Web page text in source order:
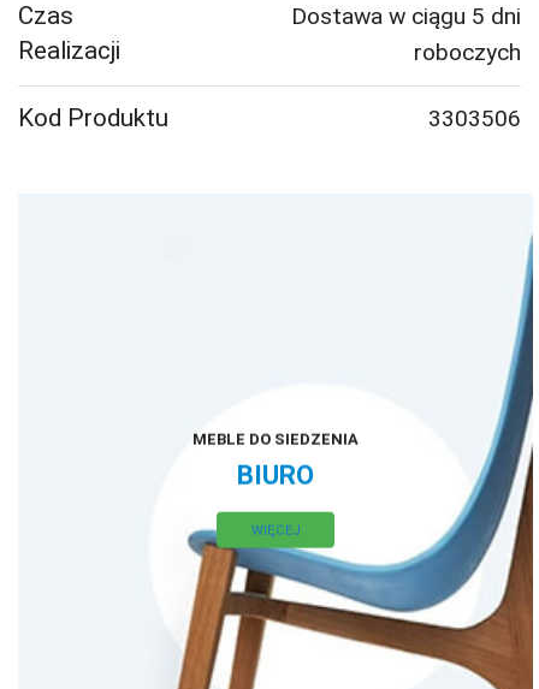
Czas
Realizacji
Dostawa w ciągu 5 dni
roboczych
Kod Produktu 3303506
MEBLE DO SIEDZENIA
BIURO
WIĘCEJ